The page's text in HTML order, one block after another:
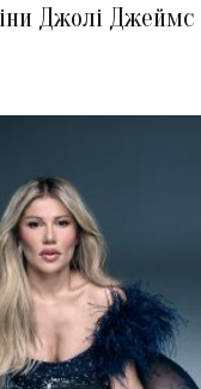
Джолі Джеймс